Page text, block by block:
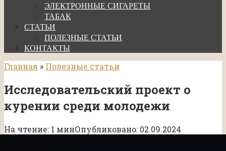
ЭЛЕКТРОННЫЕ СИГАРЕТЫ
ТАБАК
СТАТЬИ
ПОЛЕЗНЫЕ СТАТЬИ
КОНТАКТЫ
Главная » Полезные статьи
Исследовательский проект о
курении среди молодежи
На чтение: 1 минОпубликовано: 02.09.2024